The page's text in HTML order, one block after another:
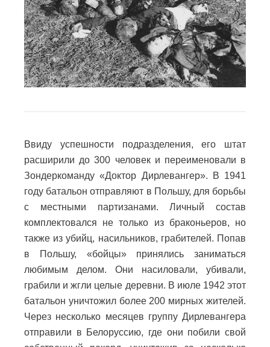
Ввиду успешности подразделения, его штат
расширили до 300 человек и переименовали в
Зондеркоманду «Доктор Дирлевангер». В 1941
году батальон отправляют в Польшу, для борьбы
с местными партизанами. Личный состав
комплектовался не только из браконьеров, но
также из убийц, насильников, грабителей. Попав
в Польшу, «бойцы» принялись заниматься
любимым делом. Они насиловали, убивали,
грабили и жгли целые деревни. В июле 1942 этот
батальон уничтожил более 200 мирных жителей.
Через несколько месяцев группу Дирлевангера
отправили в Белоруссию, где они побили свой